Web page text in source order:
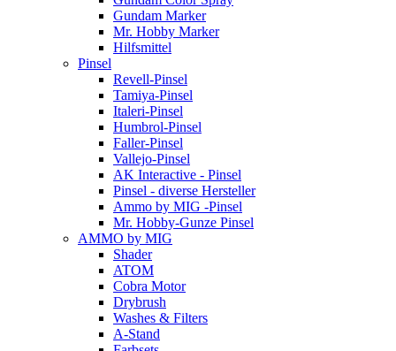
Gundam Marker
Mr. Hobby Marker
Hilfsmittel
Pinsel
Revell-Pinsel
Tamiya-Pinsel
Italeri-Pinsel
Humbrol-Pinsel
Faller-Pinsel
Vallejo-Pinsel
AK Interactive - Pinsel
Pinsel - diverse Hersteller
Ammo by MIG -Pinsel
Mr. Hobby-Gunze Pinsel
AMMO by MIG
Shader
ATOM
Cobra Motor
Drybrush
Washes & Filters
A-Stand